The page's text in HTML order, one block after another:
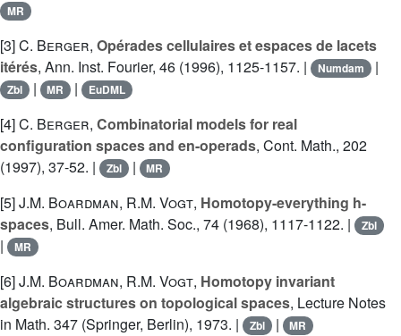
MR
[3]C. Berger, Opérades cellulaires et espaces de lacets
itérés, Ann. Inst. Fourier, 46 (1996), 1125-1157. | Numdam |
Zbl | MR | EuDML
[4]C. Berger, Combinatorial models for real
configuration spaces and en-operads, Cont. Math., 202
(1997), 37-52. |
Zbl | MR
[5]J.M. Boardman, R.M. Vogt, Homotopy-everything h-
spaces, Bull. Amer. Math. Soc., 74 (1968), 1117-1122. | Zbl
| MR
[6]J.M. Boardman, R.M. Vogt, Homotopy invariant
algebraic structures on topological spaces, Lecture Notes
in Math. 347 (Springer, Berlin), 1973. |
Zbl | MR